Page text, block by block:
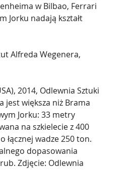
w Bilbao, Ferrari
Jorku nadają kształt
Alfreda Wegenera,
2014, Odlewnia Sztuki
jest większa niż Brama
Jorku: 33 metry
na szkielecie z 400
łącznej wadze 250 ton.
dopasowania
Zdjęcie: Odlewnia